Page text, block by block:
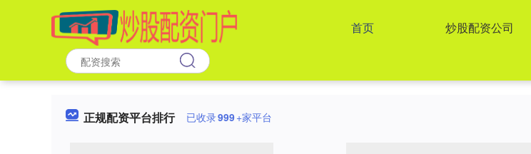
首页 炒股配资公司
正规配资平台排行 已收录999+家平台